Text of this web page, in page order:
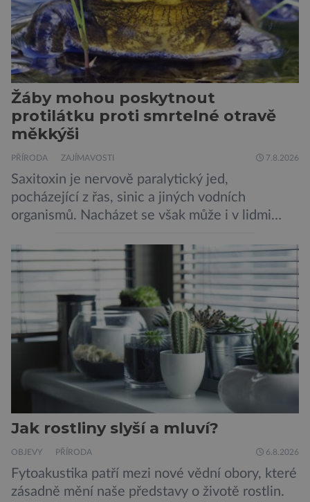
Žáby mohou poskytnout
protilátku proti smrtelné otravě
měkkýši
PŘÍRODA ZAJÍMAVOSTI 7.8.2026
Saxitoxin je nervově paralytický jed,
pocházející z řas, sinic a jiných vodních
organismů. Nacházet se však může i v lidmi
slávky. K příznakům otravy patří paralýza
dýchacích cest, dojít však může až k udušení.
Dosud proti tomuto jedu neexistovala
protilátka, nyní ji zřejmě vědci objevili, ovšem
její zdroj je […]
Jak rostliny slyší a mluví?
OBJEVY PŘÍRODA 6.8.2026
Fytoakustika patří mezi nové vědní obory, které
zásadně mění naše představy o životě rostlin.